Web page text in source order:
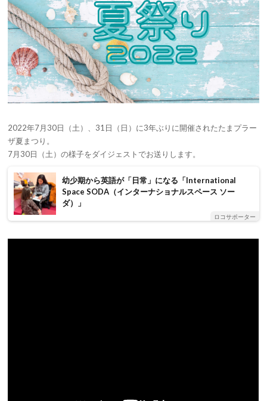
2022年7月30日（土）、31日（日）に3年ぶりに開催されたたまプラー
ザ夏まつり。
7月30日（土）の様子をダイジェストでお送りします。
幼少期から英語が「日常」になる「International
Space SODA（インターナショナルスペース ソー
ダ）」
ロコサポーター